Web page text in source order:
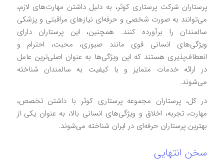
پرستاران شرکت پرستاری کوثر، به دلیل داشتن مهارت‌های لازم،
می‌توانند به صورت شخصی و حرفه‌ای نیازهای مراقبتی و پزشکی
سالمندان را برآورده کنند. همچنین، این پرستاران دارای
ویژگی‌های انسانی قوی مانند صبوری، محبت، احترام و
انعطاف‌پذیری هستند که این ویژگی‌ها به عنوان اصلی‌ترین عامل
در ارائه خدمات متمایز و با کیفیت به سالمندان شناخته
می‌شوند.
در کل، پرستاران مجموعه پرستاری کوثر با داشتن تخصص،
مهارت، تجربه، اخلاق و ویژگی‌های انسانی بالا، به عنوان یکی از
بهترین پرستاران حرفه‌ای در ایران شناخته می‌شوند.
سخن انتهایی